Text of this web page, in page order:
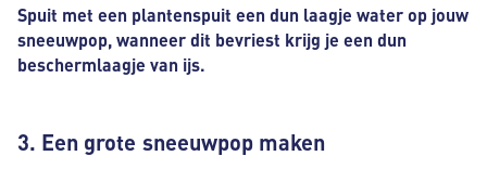
Spuit met een plantenspuit een dun laagje water op jouw
sneeuwpop, wanneer dit bevriest krijg je een dun
beschermlaagje van ijs.
3. Een grote sneeuwpop maken